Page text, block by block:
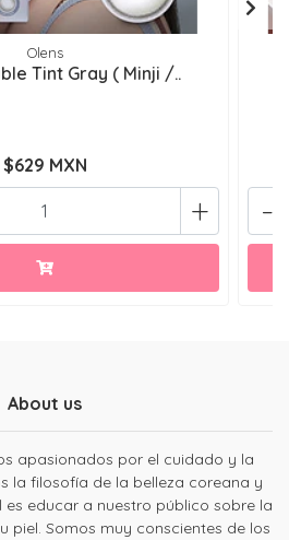
Olens
Tint Gray ( Minji /..
$629 MXN
+ -
About us
apasionados por el cuidado y la
la filosofía de la belleza coreana y
educar a nuestro público sobre la
piel. Somos muy conscientes de los